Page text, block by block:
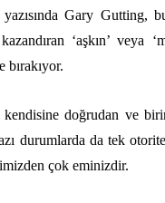
Gary Gutting,
‘aşkın’ veya
kendisine doğrudan ve
durumlarda da tek
çok eminizdir.